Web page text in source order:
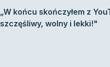
„W końcu skończyłem z
szczęśliwy, wolny i lekki!"